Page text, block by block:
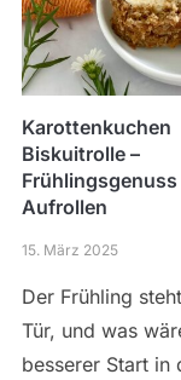
Karottenkuchen
Biskuitrolle –
Aufrollen
15. März 2025
Der Frühling
Tür, und was
besserer Start in